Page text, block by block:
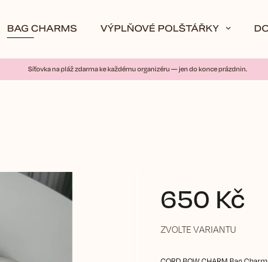
BAG CHARMS VÝPLŇOVÉ POLŠTÁŘKY
Síťovka na pláž zdarma ke každému organizéru — jen do konce prázdnin.
650 Kč
ZVOLTE VARIANTU